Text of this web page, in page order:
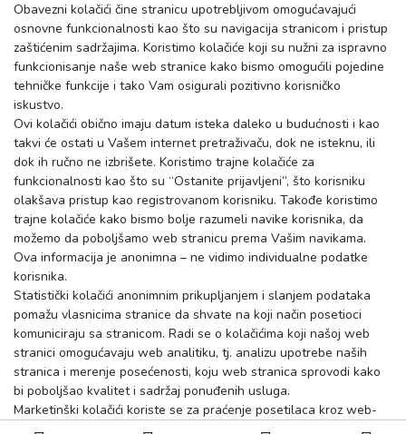
Obavezni kolačići čine stranicu upotrebljivom omogućavajući
osnovne funkcionalnosti kao što su navigacija stranicom i pristup
zaštićenim sadržajima. Koristimo kolačiće koji su nužni za ispravno
funkcionisanje naše web stranice kako bismo omogućili pojedine
tehničke funkcije i tako Vam osigurali pozitivno korisničko
iskustvo.
Ovi kolačići obično imaju datum isteka daleko u budućnosti i kao
takvi će ostati u Vašem internet pretraživaču, dok ne isteknu, ili
dok ih ručno ne izbrišete. Koristimo trajne kolačiće za
funkcionalnosti kao što su “Ostanite prijavljeni”, što korisniku
olakšava pristup kao registrovanom korisniku. Takođe koristimo
trajne kolačiće kako bismo bolje razumeli navike korisnika, da
možemo da poboljšamo web stranicu prema Vašim navikama.
Ova informacija je anonimna – ne vidimo individualne podatke
korisnika.
Statistički kolačići anonimnim prikupljanjem i slanjem podataka
pomažu vlasnicima stranice da shvate na koji način posetioci
komuniciraju sa stranicom. Radi se o kolačićima koji našoj web
stranici omogućavaju web analitiku, tj. analizu upotrebe naših
stranica i merenje posećenosti, koju web stranica sprovodi kako
bi poboljšao kvalitet i sadržaj ponuđenih usluga.
Marketinški kolačići koriste se za praćenje posetilaca kroz web-
stranice. Koriste se kako bi se korisnicima prikazivali relevantni